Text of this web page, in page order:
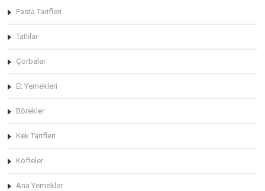
Pasta Tarifleri
Tatlılar
Çorbalar
Et Yemekleri
Börekler
Kek Tarifleri
Köfteler
Ana Yemekler